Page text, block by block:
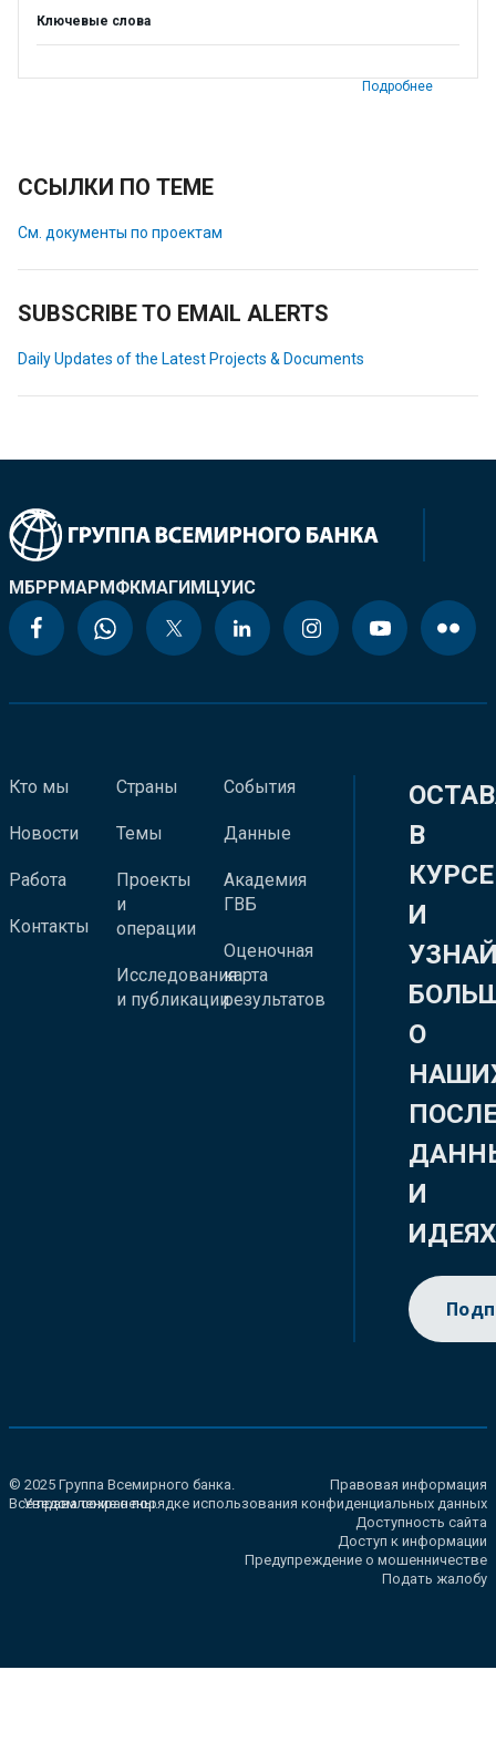
Ключевые слова
Подробнее
ССЫЛКИ ПО ТЕМЕ
См. документы по проектам
SUBSCRIBE TO EMAIL ALERTS
Daily Updates of the Latest Projects & Documents
МБРРМАРМФКМАГИМЦУИС
Кто мы
Новости
Работа
Контакты
Страны
Темы
Проекты
и
операции
Исследования
и публикации
События
Данные
Академия
ГВБ
Оценочная
карта
результатов
В
КУРСЕ
И
О
И
ИДЕЯХ
© 2025 Группа Всемирного банка.
Все права сохранены.
Правовая информация
Уведомление о порядке использования конфиденциальных данных
Доступность сайта
Доступ к информации
Предупреждение о мошенничестве
Подать жалобу